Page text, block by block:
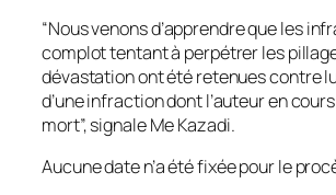
“Nous venons d’apprendre que les
complot tentant à perpétrer les
dévastation ont été retenues contre
d’une infraction dont l’auteur en
mort”, signale Me Kazadi.
Aucune date n’a été fixée pour le